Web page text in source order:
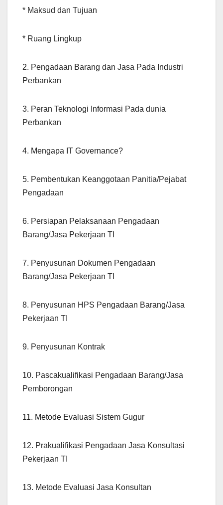
* Maksud dan Tujuan
* Ruang Lingkup
2. Pengadaan Barang dan Jasa Pada Industri
Perbankan
3. Peran Teknologi Informasi Pada dunia
Perbankan
4. Mengapa IT Governance?
5. Pembentukan Keanggotaan Panitia/Pejabat
Pengadaan
6. Persiapan Pelaksanaan Pengadaan
Barang/Jasa Pekerjaan TI
7. Penyusunan Dokumen Pengadaan
Barang/Jasa Pekerjaan TI
8. Penyusunan HPS Pengadaan Barang/Jasa
Pekerjaan TI
9. Penyusunan Kontrak
10. Pascakualifikasi Pengadaan Barang/Jasa
Pemborongan
11. Metode Evaluasi Sistem Gugur
12. Prakualifikasi Pengadaan Jasa Konsultasi
Pekerjaan TI
13. Metode Evaluasi Jasa Konsultan